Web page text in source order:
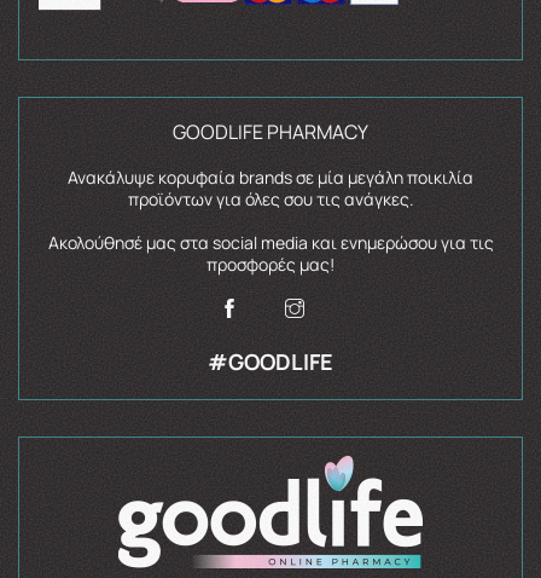
GOODLIFE PHARMACY
Ανακάλυψε κορυφαία brands σε μία μεγάλη ποικιλία
προϊόντων για όλες σου τις ανάγκες.
Ακολούθησέ μας στα social media και ενημερώσου για τις
προσφορές μας!
#GOODLIFE